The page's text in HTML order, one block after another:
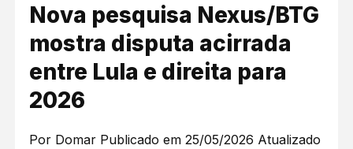
Nova pesquisa Nexus/BTG
mostra disputa acirrada
entre Lula e direita para
2026
Por Domar Publicado em 25/05/2026 Atualizado